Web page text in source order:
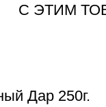
С ЭТИМ
Дар 250г.